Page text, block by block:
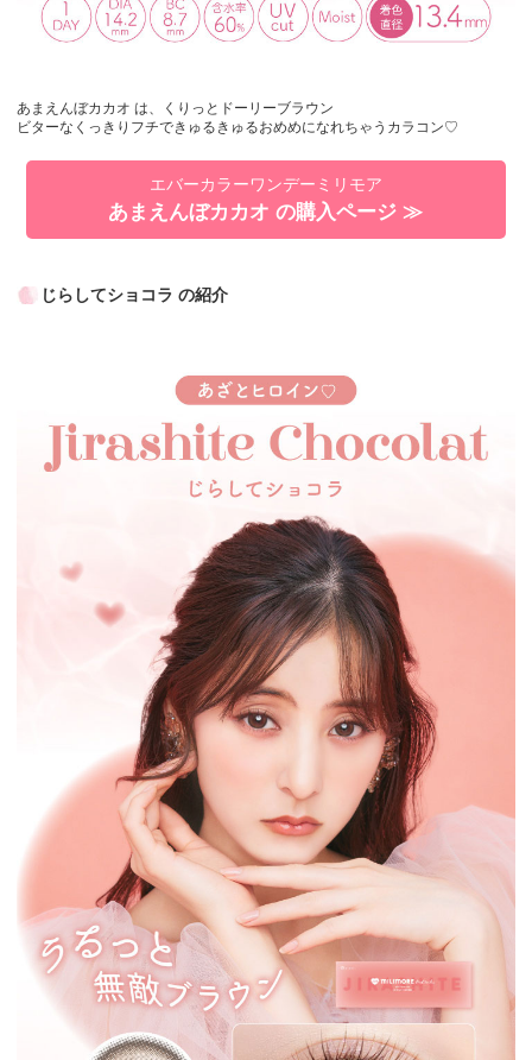
あまえんぼカカオ は、くりっとドーリーブラウン
ビターなくっきりフチできゅるきゅるおめめになれちゃうカラコン♡
エバーカラーワンデーミリモア
あまえんぼカカオ の購入ページ ≫
じらしてショコラ の紹介